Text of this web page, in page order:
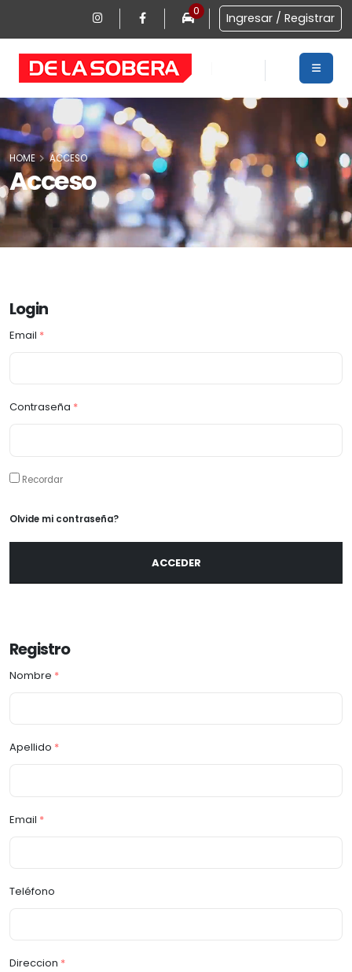
0 Ingresar / Registrar
Acceso
HOME ACCESO
Login
Email *
Contraseña *
Recordar
Olvide mi contraseña?
ACCEDER
Registro
Nombre *
Apellido *
Email *
Teléfono
Direccion *